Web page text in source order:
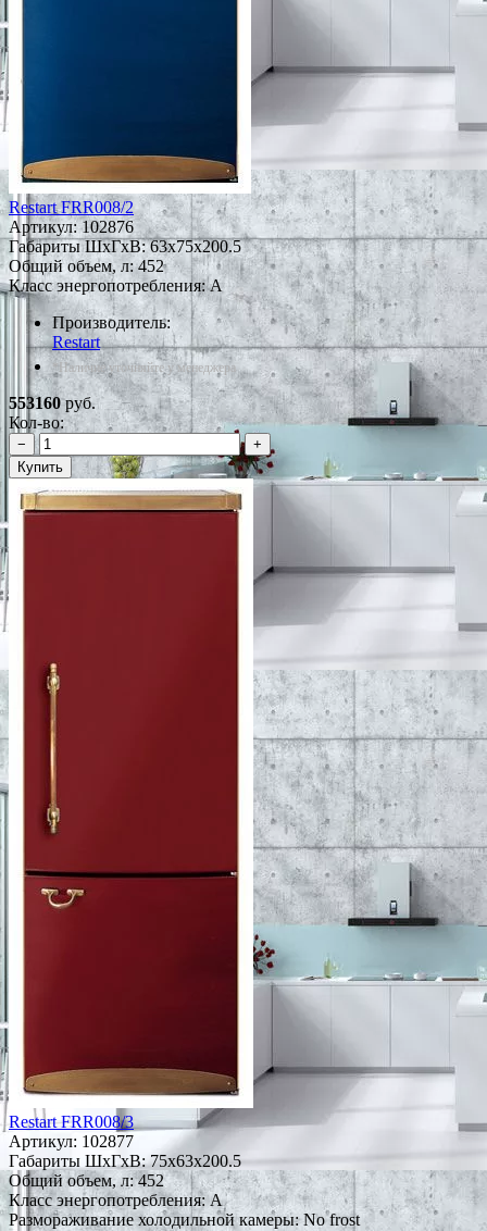
Restart FRR008/2
Артикул:102876
Габариты ШxГxВ: 63x75x200.5
Общий объем, л: 452
Класс энергопотребления: A
Производитель:
Restart
*Наличие уточняйте у менеджера
553160руб.
Кол-во:
−
+
Купить
Restart FRR008/3
Артикул: 102877
Габариты ШxГxВ: 75x63x200.5
Общий объем, л: 452
Класс энергопотребления: A
Размораживание холодильной камеры: No frost